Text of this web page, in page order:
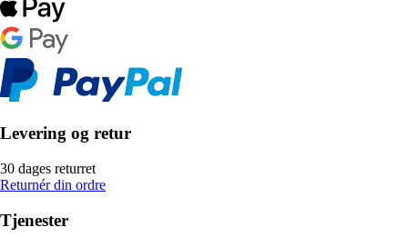
Levering og retur
30 dages returret
Returnér din ordre
Tjenester